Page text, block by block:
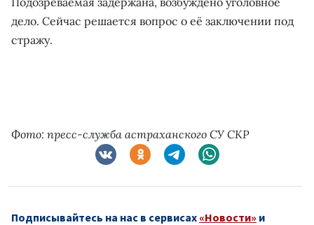
дело. Сейчас решается вопрос о её заключении под
стражу.
Фото: пресс-служба астраханского СУ СКР
Подписывайтесь на нас в сервисах «Новости» и